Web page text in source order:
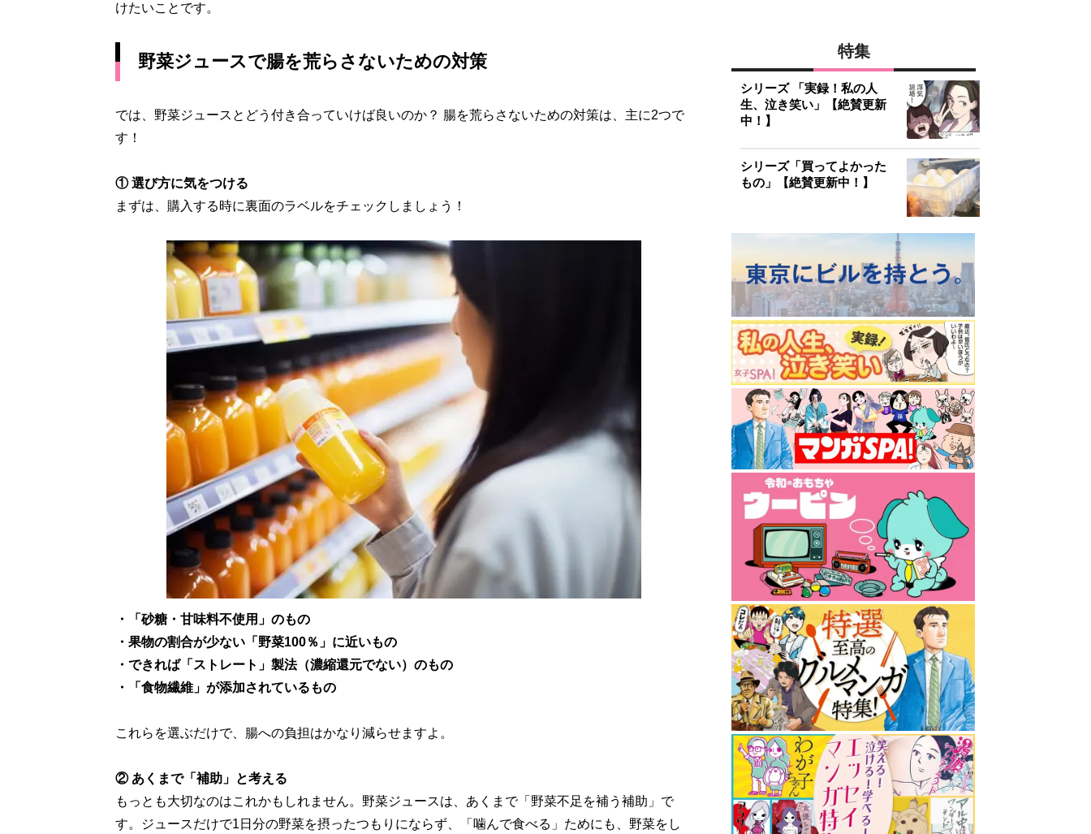
けたいことです。
野菜ジュースで腸を荒らさないための対策
では、野菜ジュースとどう付き合っていけば良いのか？ 腸を荒らさないための対策は、主に2つで
す！
① 選び方に気をつける
まずは、購入する時に裏面のラベルをチェックしましょう！
・「砂糖・甘味料不使用」のもの
・果物の割合が少ない「野菜100％」に近いもの
・できれば「ストレート」製法（濃縮還元でない）のもの
・「食物繊維」が添加されているもの
これらを選ぶだけで、腸への負担はかなり減らせますよ。
② あくまで「補助」と考える
もっとも大切なのはこれかもしれません。野菜ジュースは、あくまで「野菜不足を補う補助」で
す。ジュースだけで1日分の野菜を摂ったつもりにならず、「噛んで食べる」ためにも、野菜をし
特集
シリーズ 「実録！私の人
生、泣き笑い」【絶賛更新
中！】
シリーズ「買ってよかった
もの」【絶賛更新中！】